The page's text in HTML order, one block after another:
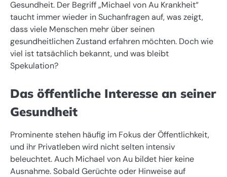
Gesundheit. Der Begriff „Michael von Au Krankheit“
taucht immer wieder in Suchanfragen auf, was zeigt,
dass viele Menschen mehr über seinen
gesundheitlichen Zustand erfahren möchten. Doch wie
viel ist tatsächlich bekannt, und was bleibt
Spekulation?
Das öffentliche Interesse an seiner
Gesundheit
Prominente stehen häufig im Fokus der Öffentlichkeit,
und ihr Privatleben wird nicht selten intensiv
beleuchtet. Auch Michael von Au bildet hier keine
Ausnahme. Sobald Gerüchte oder Hinweise auf